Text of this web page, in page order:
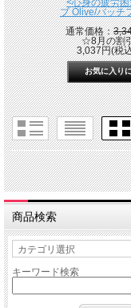
<心身の疲労
ブ Olive/バッチ
通常価格：
☆8月の割
3,037円(税
商品検索
キーワード検索